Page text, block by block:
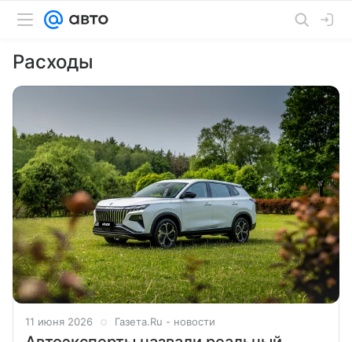
Расходы
11 июня 2026 Газета.Ru - новости